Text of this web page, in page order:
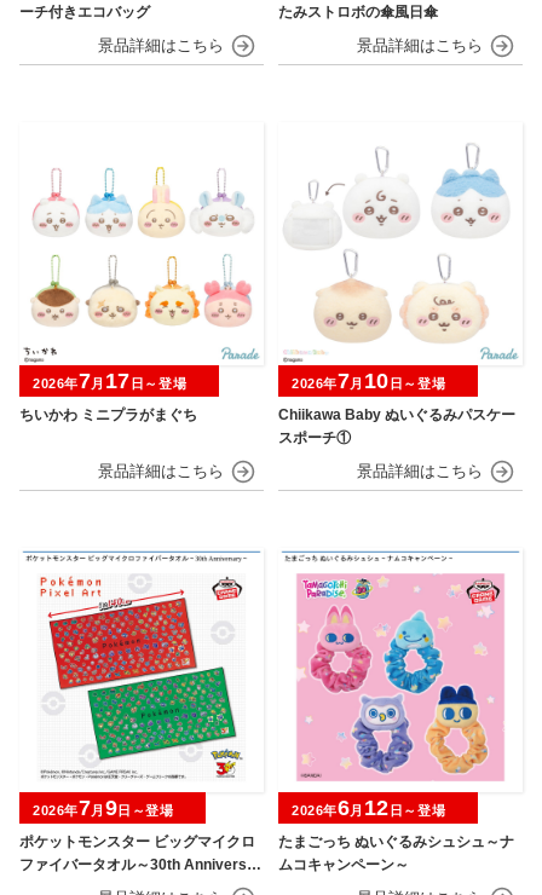
ーチ付きエコバッグ
たみストロボの傘風日傘
ちいかわ ミニプラがまぐち
2026年7月 17 日～登場
Chiikawa Baby ぬいぐるみパスケー
スポーチ①
2026年7月 10 日～登場
ポケットモンスター ビッグマイクロ
ファイバータオル～30th Anniversar
2026年7月 9日～登場
たまごっち ぬいぐるみシュシュ～ナ
ムコキャンペーン～
2026年6月 12 日～登場